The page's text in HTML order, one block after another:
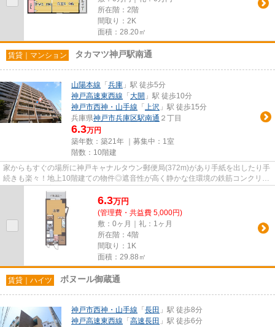
所在階：2階
間取り：2K
面積：28.20㎡
賃貸｜マンション タカマツ神戸駅南通
山陽本線 「 兵庫 」駅 徒歩5分
神戸高速東西線 「 大開 」駅 徒歩10分
神戸市西神・山手線 「 上沢 」駅 徒歩15分
兵庫県神戸市兵庫区駅南通 ２丁目
6.3万円
築年数：築21年 ｜募集中： 1室
階数：10階建
家からもすぐの場所に神戸キャナルタウン郵便局(372m)があり手紙を出したり手
続きも楽々！地上10階建ての物件◎遮音性が高く静かな住環境の鉄筋コンクリー
6.3万円
(管理費・共益費 5,000円)
敷：0ヶ月｜礼：1ヶ月
所在階：4階
間取り：1K
面積：29.88㎡
賃貸｜ハイツ ボヌール御蔵通
神戸市西神・山手線 「 長田 」駅 徒歩8分
神戸高速東西線 「 高速長田 」駅 徒歩6分